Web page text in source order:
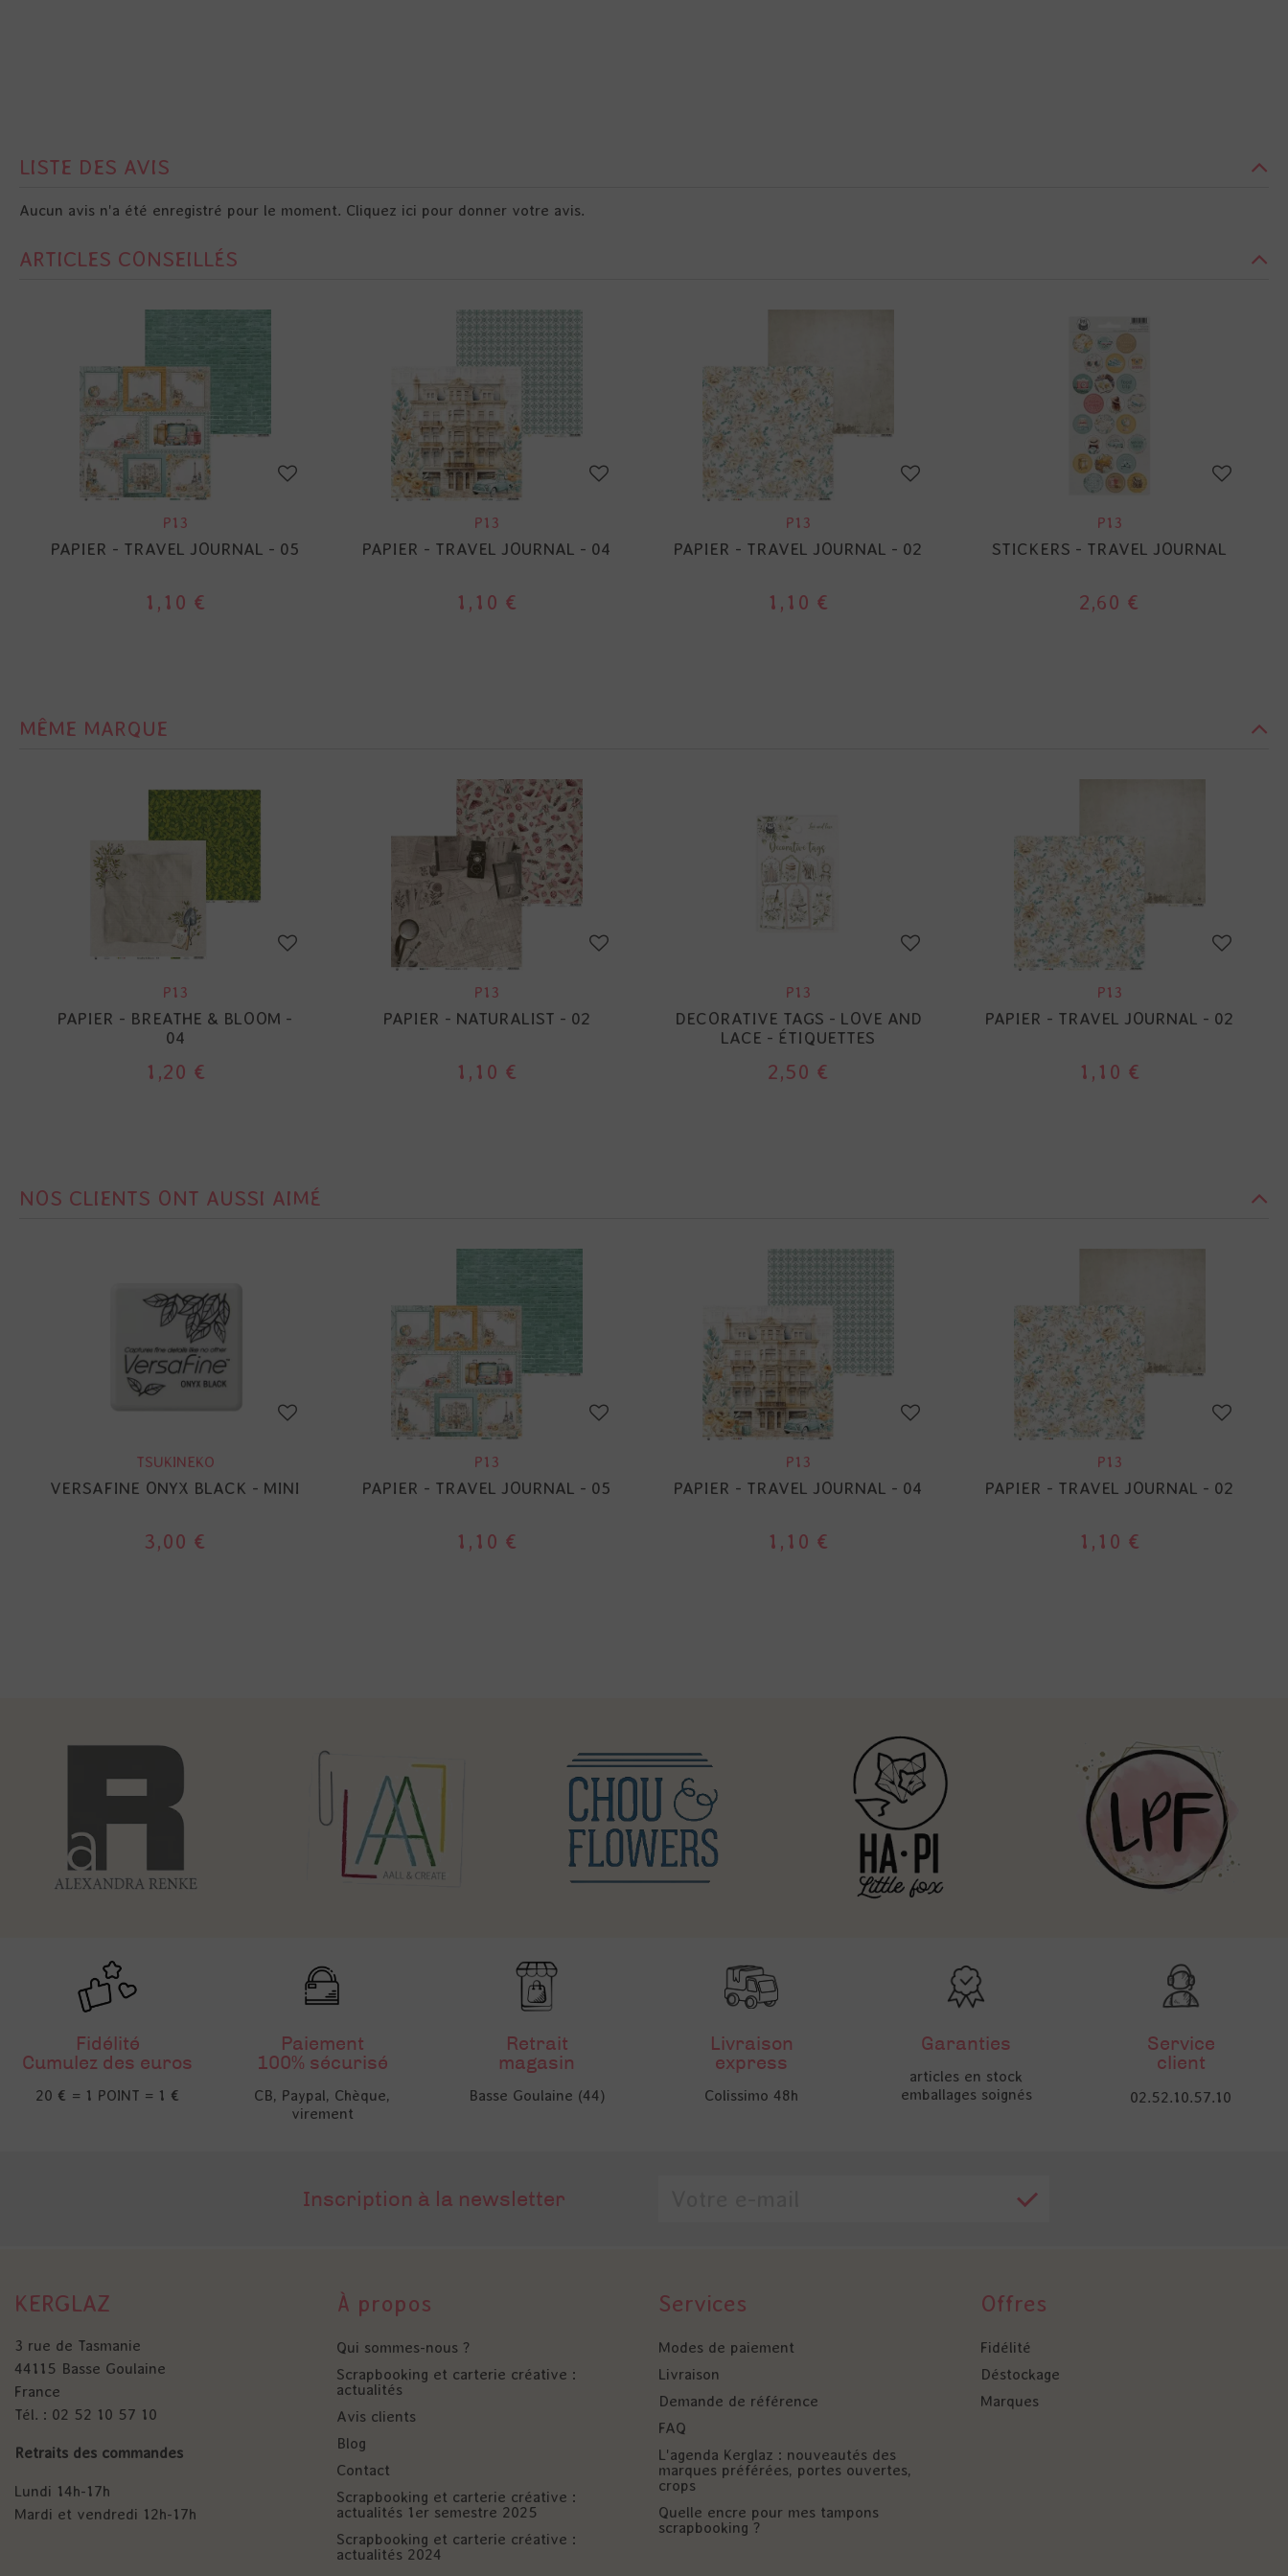
LISTE DES AVIS
Aucun avis n'a été enregistré pour le moment. Cliquez ici pour donner votre avis.
ARTICLES CONSEILLÉS
P13
PAPIER - TRAVEL JOURNAL - 05
1,10 €
P13
PAPIER - TRAVEL JOURNAL - 04
1,10 €
P13
PAPIER - TRAVEL JOURNAL - 02
1,10 €
P13
STICKERS - TRAVEL JOURNAL
2,60 €
MÊME MARQUE
P13
PAPIER - BREATHE & BLOOM -
04
1,20 €
P13
PAPIER - NATURALIST - 02
1,10 €
P13
DECORATIVE TAGS - LOVE AND
LACE - ÉTIQUETTES
2,50 €
P13
PAPIER - TRAVEL JOURNAL - 02
1,10 €
NOS CLIENTS ONT AUSSI AIMÉ
TSUKINEKO
VERSAFINE ONYX BLACK - MINI
3,00 €
P13
PAPIER - TRAVEL JOURNAL - 05
1,10 €
P13
PAPIER - TRAVEL JOURNAL - 04
1,10 €
P13
PAPIER - TRAVEL JOURNAL - 02
1,10 €
Fidélité
Cumulez des euros
20 € = 1 POINT = 1 €
Paiement
100% sécurisé
CB, Paypal, Chèque,
virement
Retrait
magasin
Basse Goulaine (44)
Livraison
express
Colissimo 48h
Garanties
articles en stock
emballages soignés
Service
client
02.52.10.57.10
Inscription à la newsletter
KERGLAZ
3 rue de Tasmanie
44115 Basse Goulaine
France
Tél. : 02 52 10 57 10
Retraits des commandes
Lundi 14h-17h
Mardi et vendredi 12h-17h
À propos
Qui sommes-nous ?
Scrapbooking et carterie créative :
actualités
Avis clients
Blog
Contact
Scrapbooking et carterie créative :
actualités 1er semestre 2025
Scrapbooking et carterie créative :
actualités 2024
Services
Modes de paiement
Livraison
Demande de référence
FAQ
L'agenda Kerglaz : nouveautés des
marques préférées, portes ouvertes,
crops
Quelle encre pour mes tampons
scrapbooking ?
Offres
Fidélité
Déstockage
Marques